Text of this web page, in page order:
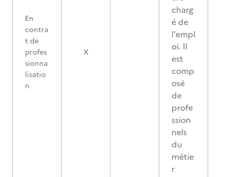
En
contra
t de
profes
sionna
lisatio
n
X
charg
é de
l'empl
oi. Il
est
comp
osé
de
profe
ssion
nels
du
métie
r